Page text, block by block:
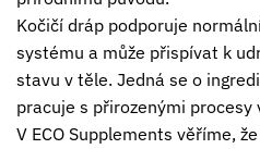
Kočičí dráp podporuje
systému a může přispívat k
stavu v těle. Jedná se o
pracuje s přirozenými procesy
V ECO Supplements věříme,